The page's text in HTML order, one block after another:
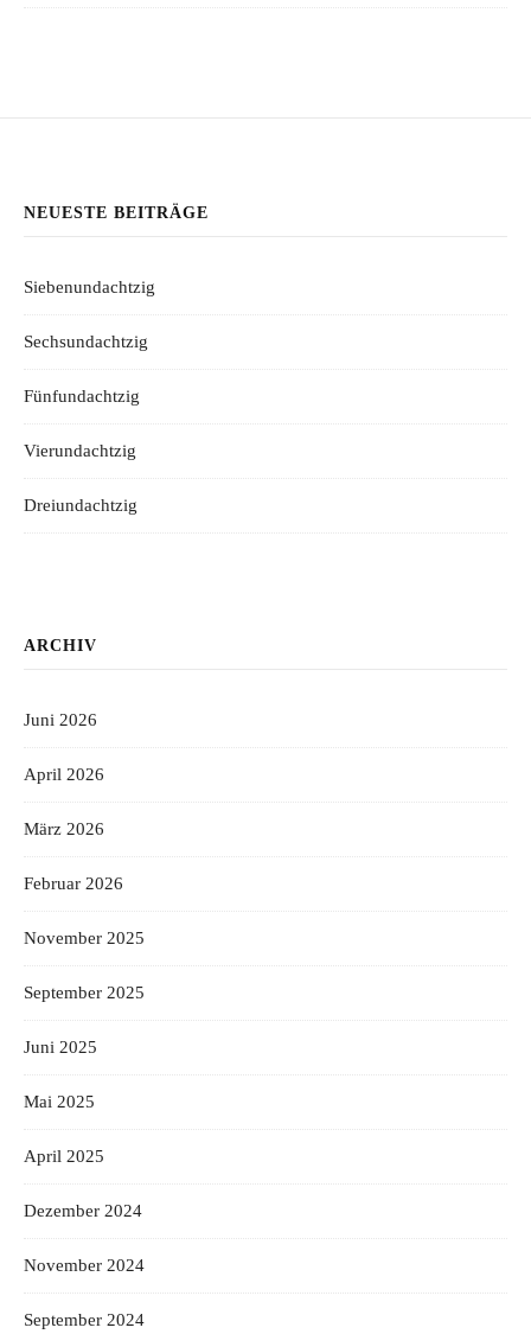
NEUESTE BEITRÄGE
Siebenundachtzig
Sechsundachtzig
Fünfundachtzig
Vierundachtzig
Dreiundachtzig
ARCHIV
Juni 2026
April 2026
März 2026
Februar 2026
November 2025
September 2025
Juni 2025
Mai 2025
April 2025
Dezember 2024
November 2024
September 2024